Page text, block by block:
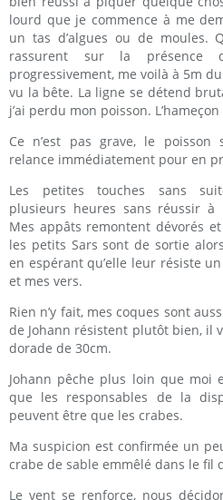
lourd que je commence à me
un tas d’algues ou de moules.
rassurent sur la présence
progressivement, me voilà à 5m
vu la bête. La ligne se détend
j’ai perdu mon poisson. L’hameçon
Ce n’est pas grave, le
relance immédiatement pour en
Les petites touches sans
plusieurs heures sans réussir
Mes appâts remontent dévorés
les petits Sars sont de sortie
en espérant qu’elle leur résiste
et mes vers.
Rien n’y fait, mes coques sont
de Johann résistent plutôt bien, il
dorade de 30cm.
Johann pêche plus loin que moi
que les responsables de la
peuvent être que les crabes.
Ma suspicion est confirmée un
crabe de sable emmêlé dans le fil
Le vent se renforce, nous